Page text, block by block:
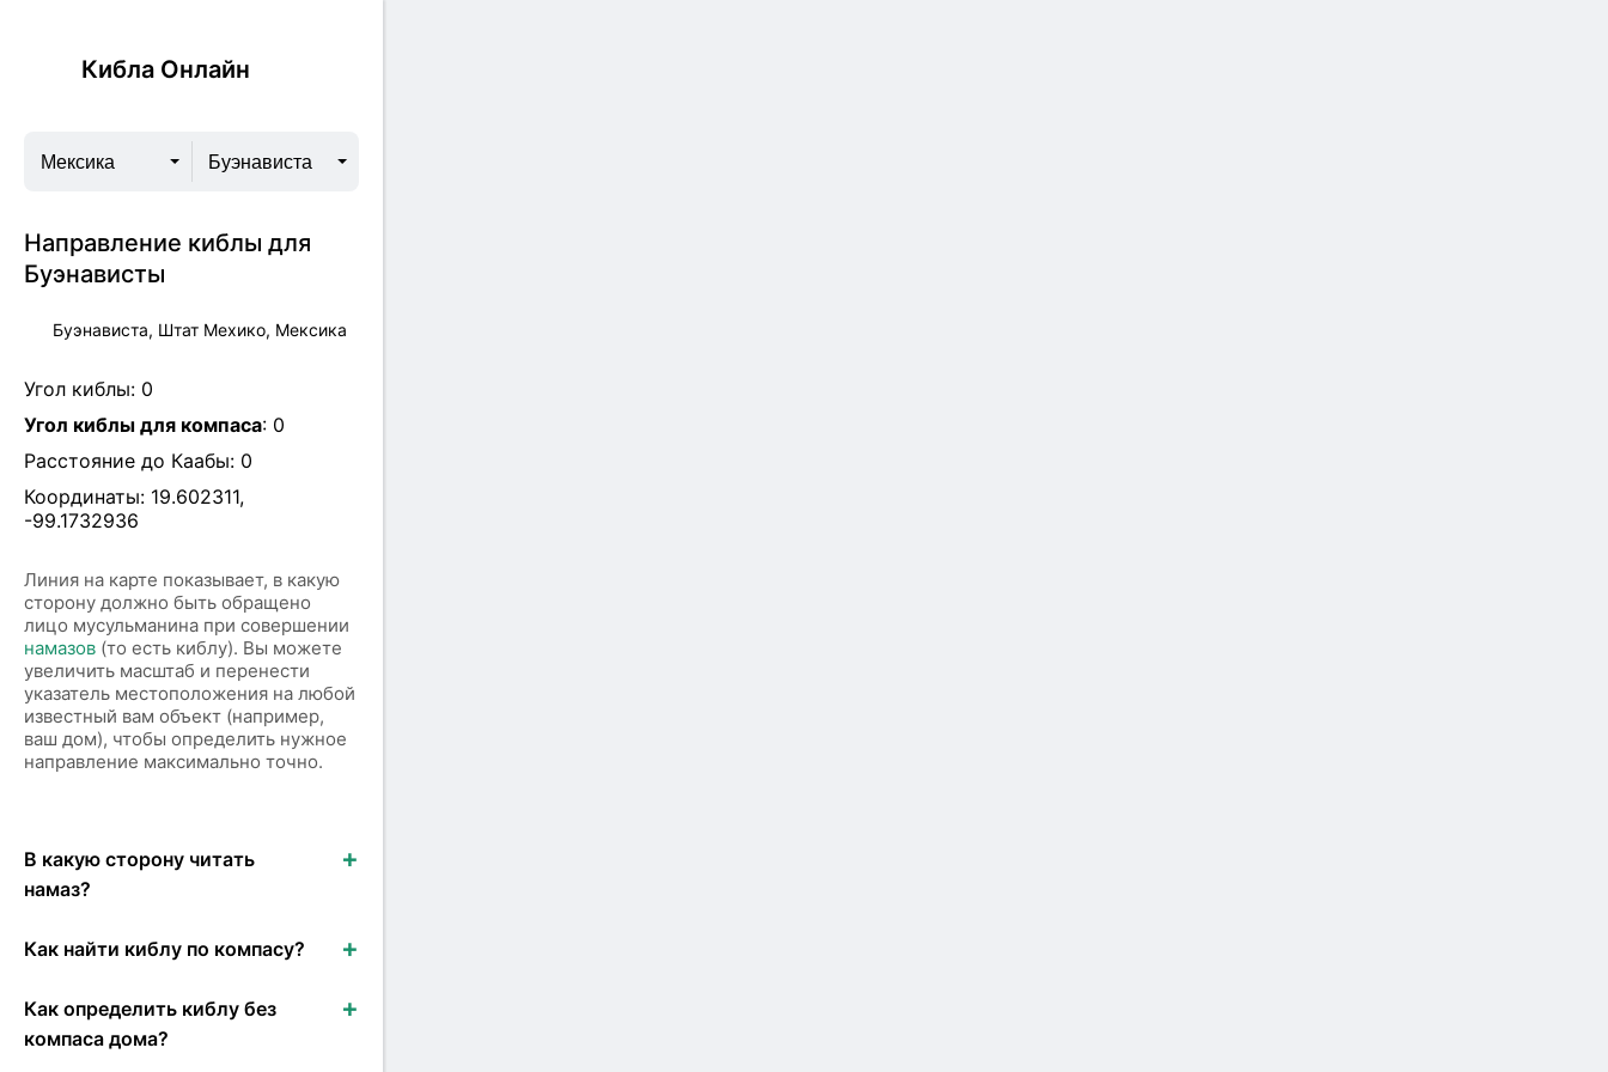
Кибла Онлайн
Мексика Буэнависта
Направление киблы для
Буэнависты
Буэнависта, Штат Мехико, Мексика
Угол киблы: 0
Угол киблы для компаса: 0
Расстояние до Каабы: 0
Координаты: 19.602311,
-99.1732936
Линия на карте показывает, в какую
сторону должно быть обращено
лицо мусульманина при совершении
намазов (то есть киблу). Вы можете
увеличить масштаб и перенести
указатель местоположения на любой
известный вам объект (например,
ваш дом), чтобы определить нужное
направление максимально точно.
В какую сторону читать
намаз?
Как найти киблу по компасу?
Как определить киблу без
компаса дома?